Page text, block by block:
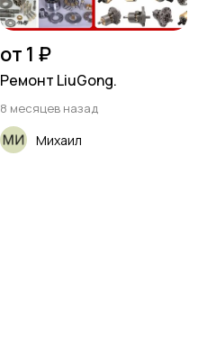
от 1 ₽
Ремонт LiuGong.
8 месяцев назад
Михаил